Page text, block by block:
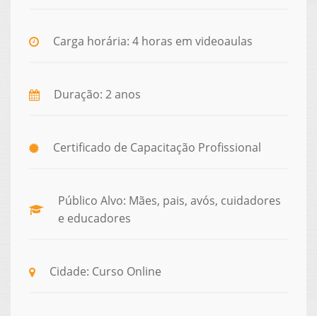
Carga horária: 4 horas em videoaulas
Duração: 2 anos
Certificado de Capacitação Profissional
Público Alvo: Mães, pais, avós, cuidadores
e educadores
Cidade: Curso Online